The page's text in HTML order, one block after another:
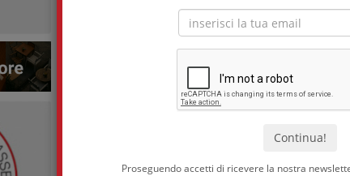
Proseguendo accetti di ricevere la nostra